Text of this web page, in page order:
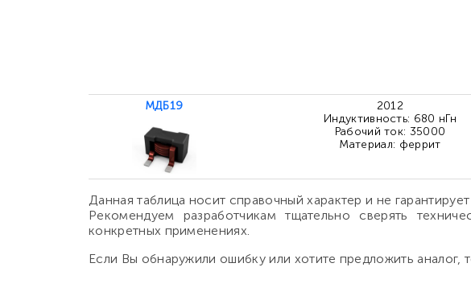
МДБ19
2012
Индуктивность: 680 нГн
Рабочий ток: 35000
Материал: феррит
Данная таблица носит справочный характер и не
Рекомендуем разработчикам тщательно сверять
конкретных применениях.
Если Вы обнаружили ошибку или хотите предложить аналог,